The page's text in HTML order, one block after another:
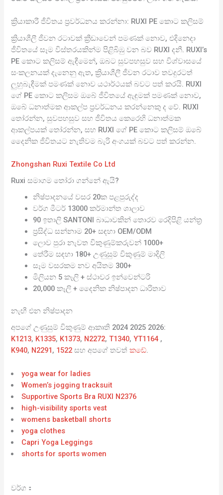
ක්‍රියාකාරී ජීවිතය ප්‍රවර්ධනය කරන්නා: RUXI PE කොට කලිසම්
ක්‍රියාශීලී ජීවන රටාවක් ක්‍රීඩාවෙන් පමණක් නොව, එදිනෙදා
ජීවිතයේ සෑම විස්තරයකින්ම පිළිබිඹු වන බව RUXI දනී. RUXI’s
PE කොට කලිසම් ඇඳීමෙන්, ඔබට සුවපහසුව සහ විශ්වාසයේ
සංකලනයක් දැනෙනු ඇත, ක්‍රියාශීලී ජීවන රටාව තවදුරටත්
ලුහුබැඳීමක් පමණක් නොව යථාර්ථයක් බවට පත් කරයි. RUXI
ගේ PE කොට කලිසම ඔබේ ජීවිතයේ ඇඳුමක් පමණක් නොව,
ඔබේ ධනාත්මක ආකල්ප ප්‍රවර්ධනය කරන්නෙකු ද වේ. RUXI
තෝරන්න, සුවපහසුව සහ ජීවිතය කෙරෙහි ධනාත්මක
ආකල්පයක් තෝරන්න, සහ RUXI ගේ PE කොට කලිසම් ඔබේ
දෛනික ජීවිතයට නැතිවම බැරි අංගයක් බවට පත් කරන්න.
Zhongshan Ruxi Textile Co Ltd
Ruxi සමාගම තෝරා ගන්නේ ඇයි?
නිෂ්පාදනයේ වසර 20ක පළපුරුද්ද
වර්ග මීටර් 13000 කර්මාන්ත ශාලාව
90 ඉතාලි SANTONI බාධාවකින් තොරව රෙදිපිළි යන්ත්‍ර
ප්‍රසිද්ධ සන්නාම 20+ සඳහා OEM/ODM
ලොව පුරා නැවත විකුණුම්කරුවන් 1000+
තේරීම සඳහා 180+ උණුසුම් විකුණුම් මාදිලි
සෑම වසරකම නව අයිතම 300+
මිලියන 5 කෑලි + ස්ථාවර ඉන්වෙන්ටරි
20,000 කෑලි + දෛනික නිෂ්පාදන ධාරිතාව
නැඟී එන නිෂ්පාදන
අපගේ උණුසුම් විකුණුම් ආකෘති 2024 2025 2026:
K1213, K1335, K1373, N2272,T1340,YT1164 ,
K940, N2291 , 1522සහ අපගේ තවත්කඩේ.
yoga wear for ladies
Women’s jogging tracksuit
Supportive Sports Bra RUXI N2376
high-visibility sports vest
womens basketball shorts
yoga clothes
Capri Yoga Leggings
shorts for sports women
වර්ග：